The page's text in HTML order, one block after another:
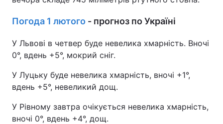
Погода 1 лютого - прогноз по Україні
У Львові в четвер буде невелика хмарність. Вночі
0°, вдень +5°, мокрий сніг.
У Луцьку буде невелика хмарність, вночі +1°,
вдень +5°, невеликий дощ.
У Рівному завтра очікується невелика хмарність,
вночі 0°, вдень +4°, дощ.